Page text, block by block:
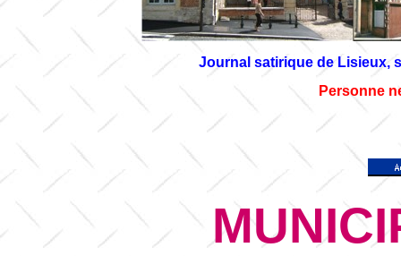
Journal satirique de Lisieux,
Personne